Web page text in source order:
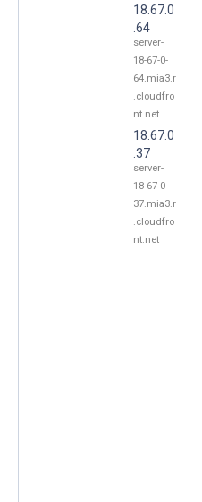
18.67.0
.64
server-
18-67-0-
64.mia3.r
.cloudfro
nt.net
18.67.0
.37
server-
18-67-0-
37.mia3.r
.cloudfro
nt.net